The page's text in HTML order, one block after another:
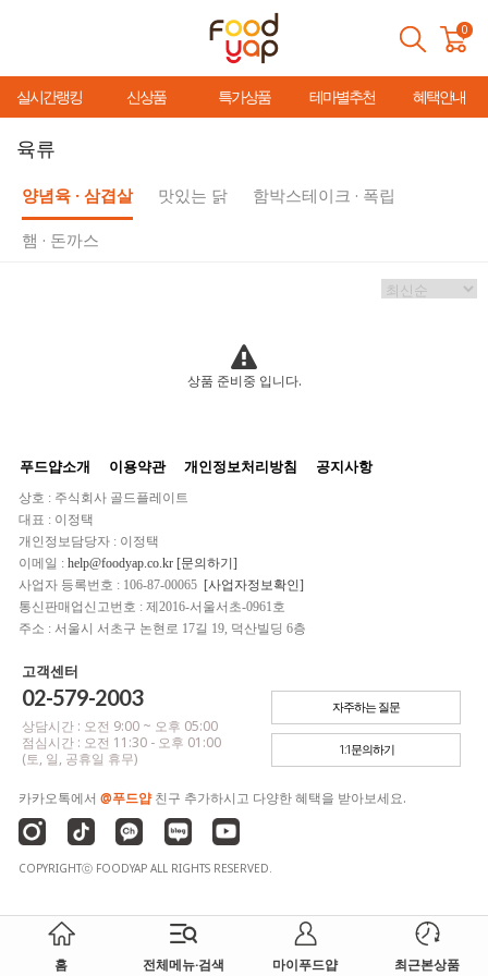
홈 전체메뉴·검색 마이푸드얍 최근본상품
0
실시간랭킹 신상품 특가상품 테마별추천 혜택안내
육류
양념육 · 삼겹살 맛있는 닭 함박스테이크 · 폭립
햄 · 돈까스
상품 준비중 입니다.
푸드얍소개 이용약관 개인정보처리방침 공지사항
상호 : 주식회사 골드플레이트
대표 : 이정택
개인정보담당자 : 이정택
이메일 : help@foodyap.co.kr [문의하기]
사업자 등록번호 : 106-87-00065 [사업자정보확인]
통신판매업신고번호 : 제2016-서울서초-0961호
주소 : 서울시 서초구 논현로 17길 19, 덕산빌딩 6층
고객센터
02-579-2003
상담시간 : 오전 9:00 ~ 오후 05:00
점심시간 : 오전 11:30 - 오후 01:00
(토, 일, 공휴일 휴무)
자주하는 질문
1:1문의하기
카카오톡에서 @푸드얍친구 추가하시고 다양한 혜택을 받아보세요.
COPYRIGHTⓒ FOODYAP ALL RIGHTS RESERVED.